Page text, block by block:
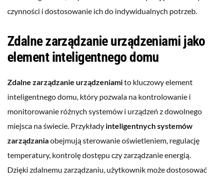
czynności i dostosowanie ich do indywidualnych potrzeb.
Zdalne zarządzanie urządzeniami jako
element inteligentnego domu
Zdalne zarządzanie urządzeniamito kluczowy element
inteligentnego domu, który pozwala na kontrolowanie i
monitorowanie różnych systemów i urządzeń z dowolnego
miejsca na świecie. Przykłady inteligentnych systemów
zarządzaniaobejmują sterowanie oświetleniem, regulację
temperatury, kontrolę dostępu czy zarządzanie energią.
Dzięki zdalnemu zarządzaniu, użytkownik może dostosować